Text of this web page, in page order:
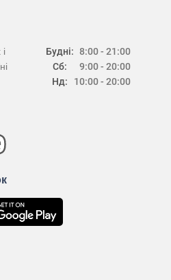
Будні:
Сб:
Нд:
8:00 - 21:00
9:00 - 20:00
10:00 - 20:00